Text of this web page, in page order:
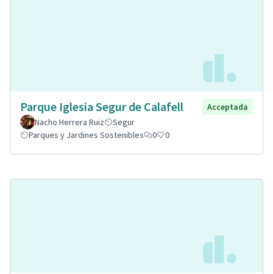
Parque Iglesia Segur de Calafell
Acceptada
Nacho Herrera Ruiz
Segur
Parques y Jardines Sostenibles
0 0